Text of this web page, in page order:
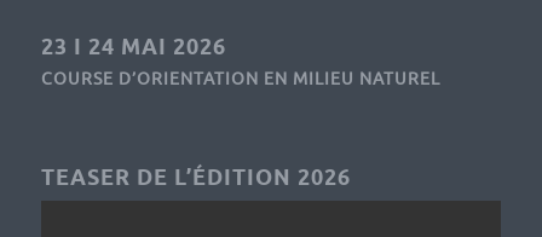
23 I 24 MAI 2026
COURSE D’ORIENTATION EN MILIEU NATUREL
TEASER DE L’ÉDITION 2026